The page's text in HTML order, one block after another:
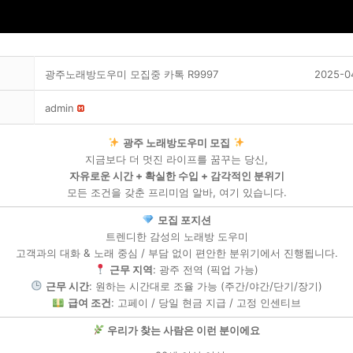
광주노래방도우미 모집중 카톡 R9997 2025-
admin
광주 노래방도우미 모집
지금보다 더 멋진 라이프를 꿈꾸는 당신,
자유로운 시간 + 확실한 수입 + 감각적인 분위기
모든 조건을 갖춘 프리미엄 알바, 여기 있습니다.
모집 포지션
트렌디한 감성의 노래방 도우미
고객과의 대화 & 노래 중심 / 부담 없이 편안한 분위기에서 진행됩니다.
근무 지역: 광주 전역 (픽업 가능)
근무 시간: 원하는 시간대로 조율 가능 (주간/야간/단기/장기)
급여 조건: 고페이 / 당일 현금 지급 / 고정 인센티브
우리가 찾는 사람은 이런 분이에요